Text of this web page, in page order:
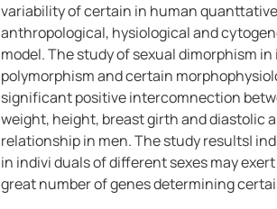
variability of certain in human
anthropological, hysiological and
model. The study of sexual dimorphism
polymorphism and certain
significant positive intercomnection
weight, height, breast girth and diastolic
relationship in men. The study results|
in indivi duals of different sexes may
great number of genes determining